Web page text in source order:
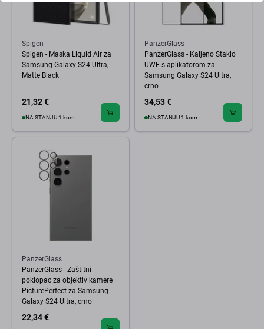
Spigen
Spigen - Maska Liquid Air za
Samsung Galaxy S24 Ultra,
Matte Black
21,32 €
NA STANJU 1 kom
PanzerGlass
PanzerGlass - Kaljeno Staklo
UWF s aplikatorom za
Samsung Galaxy S24 Ultra,
crno
34,53 €
NA STANJU 1 kom
PanzerGlass
PanzerGlass - Zaštitni
poklopac za objektiv kamere
PicturePerfect za Samsung
Galaxy S24 Ultra, crno
22,34 €